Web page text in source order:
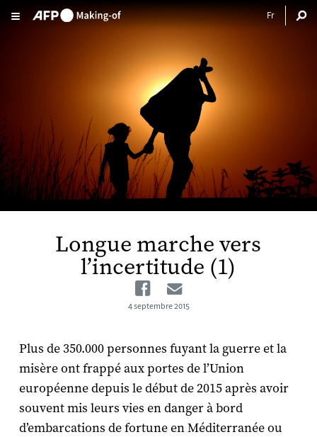
Aller au contenu principal
Longue marche vers
l’incertitude (1)
Facebook
4 septembre 2015
Plus de 350.000 personnes fuyant la guerre et la
misère ont frappé aux portes de l’Union
européenne depuis le début de 2015 après avoir
souvent mis leurs vies en danger à bord
d’embarcations de fortune en Méditerranée ou